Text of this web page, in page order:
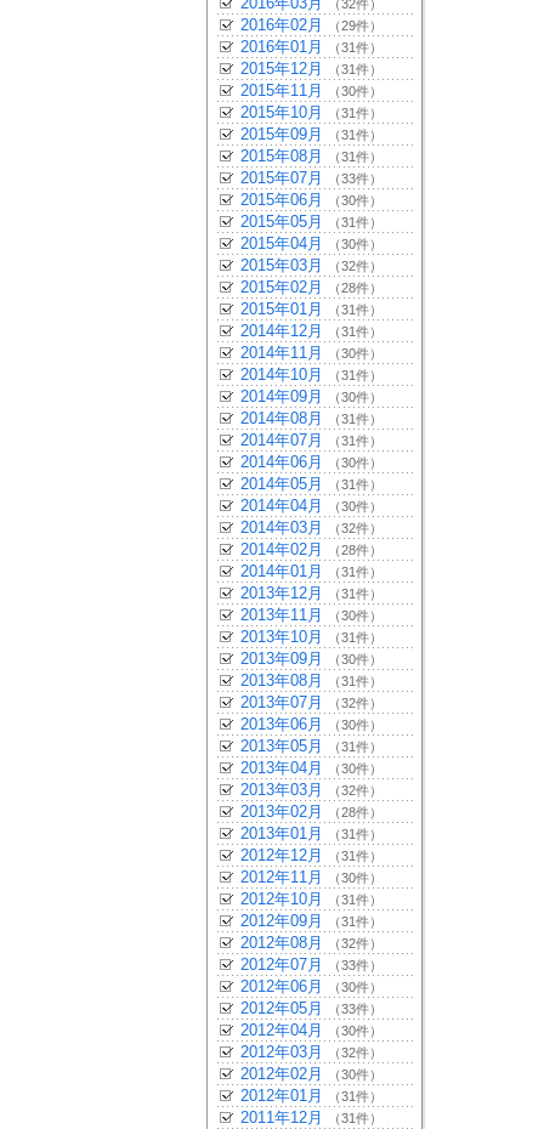
（32件）
2016年02月 （29件）
2016年01月 （31件）
2015年12月 （31件）
2015年11月 （30件）
2015年10月 （31件）
2015年09月 （31件）
2015年08月 （31件）
2015年07月 （33件）
2015年06月 （30件）
2015年05月 （31件）
2015年04月 （30件）
2015年03月 （32件）
2015年02月 （28件）
2015年01月 （31件）
2014年12月 （31件）
2014年11月 （30件）
2014年10月 （31件）
2014年09月 （30件）
2014年08月 （31件）
2014年07月 （31件）
2014年06月 （30件）
2014年05月 （31件）
2014年04月 （30件）
2014年03月 （32件）
2014年02月 （28件）
2014年01月 （31件）
2013年12月 （31件）
2013年11月 （30件）
2013年10月 （31件）
2013年09月 （30件）
2013年08月 （31件）
2013年07月 （32件）
2013年06月 （30件）
2013年05月 （31件）
2013年04月 （30件）
2013年03月 （32件）
2013年02月 （28件）
2013年01月 （31件）
2012年12月 （31件）
2012年11月 （30件）
2012年10月 （31件）
2012年09月 （31件）
2012年08月 （32件）
2012年07月 （33件）
2012年06月 （30件）
2012年05月 （33件）
2012年04月 （30件）
2012年03月 （32件）
2012年02月 （30件）
2012年01月 （31件）
2011年12月 （31件）